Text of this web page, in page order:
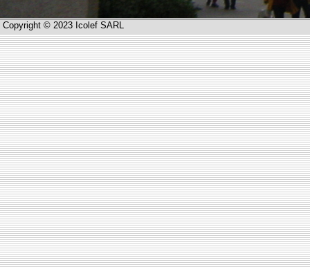
Copyright © 2023 Icolef SARL